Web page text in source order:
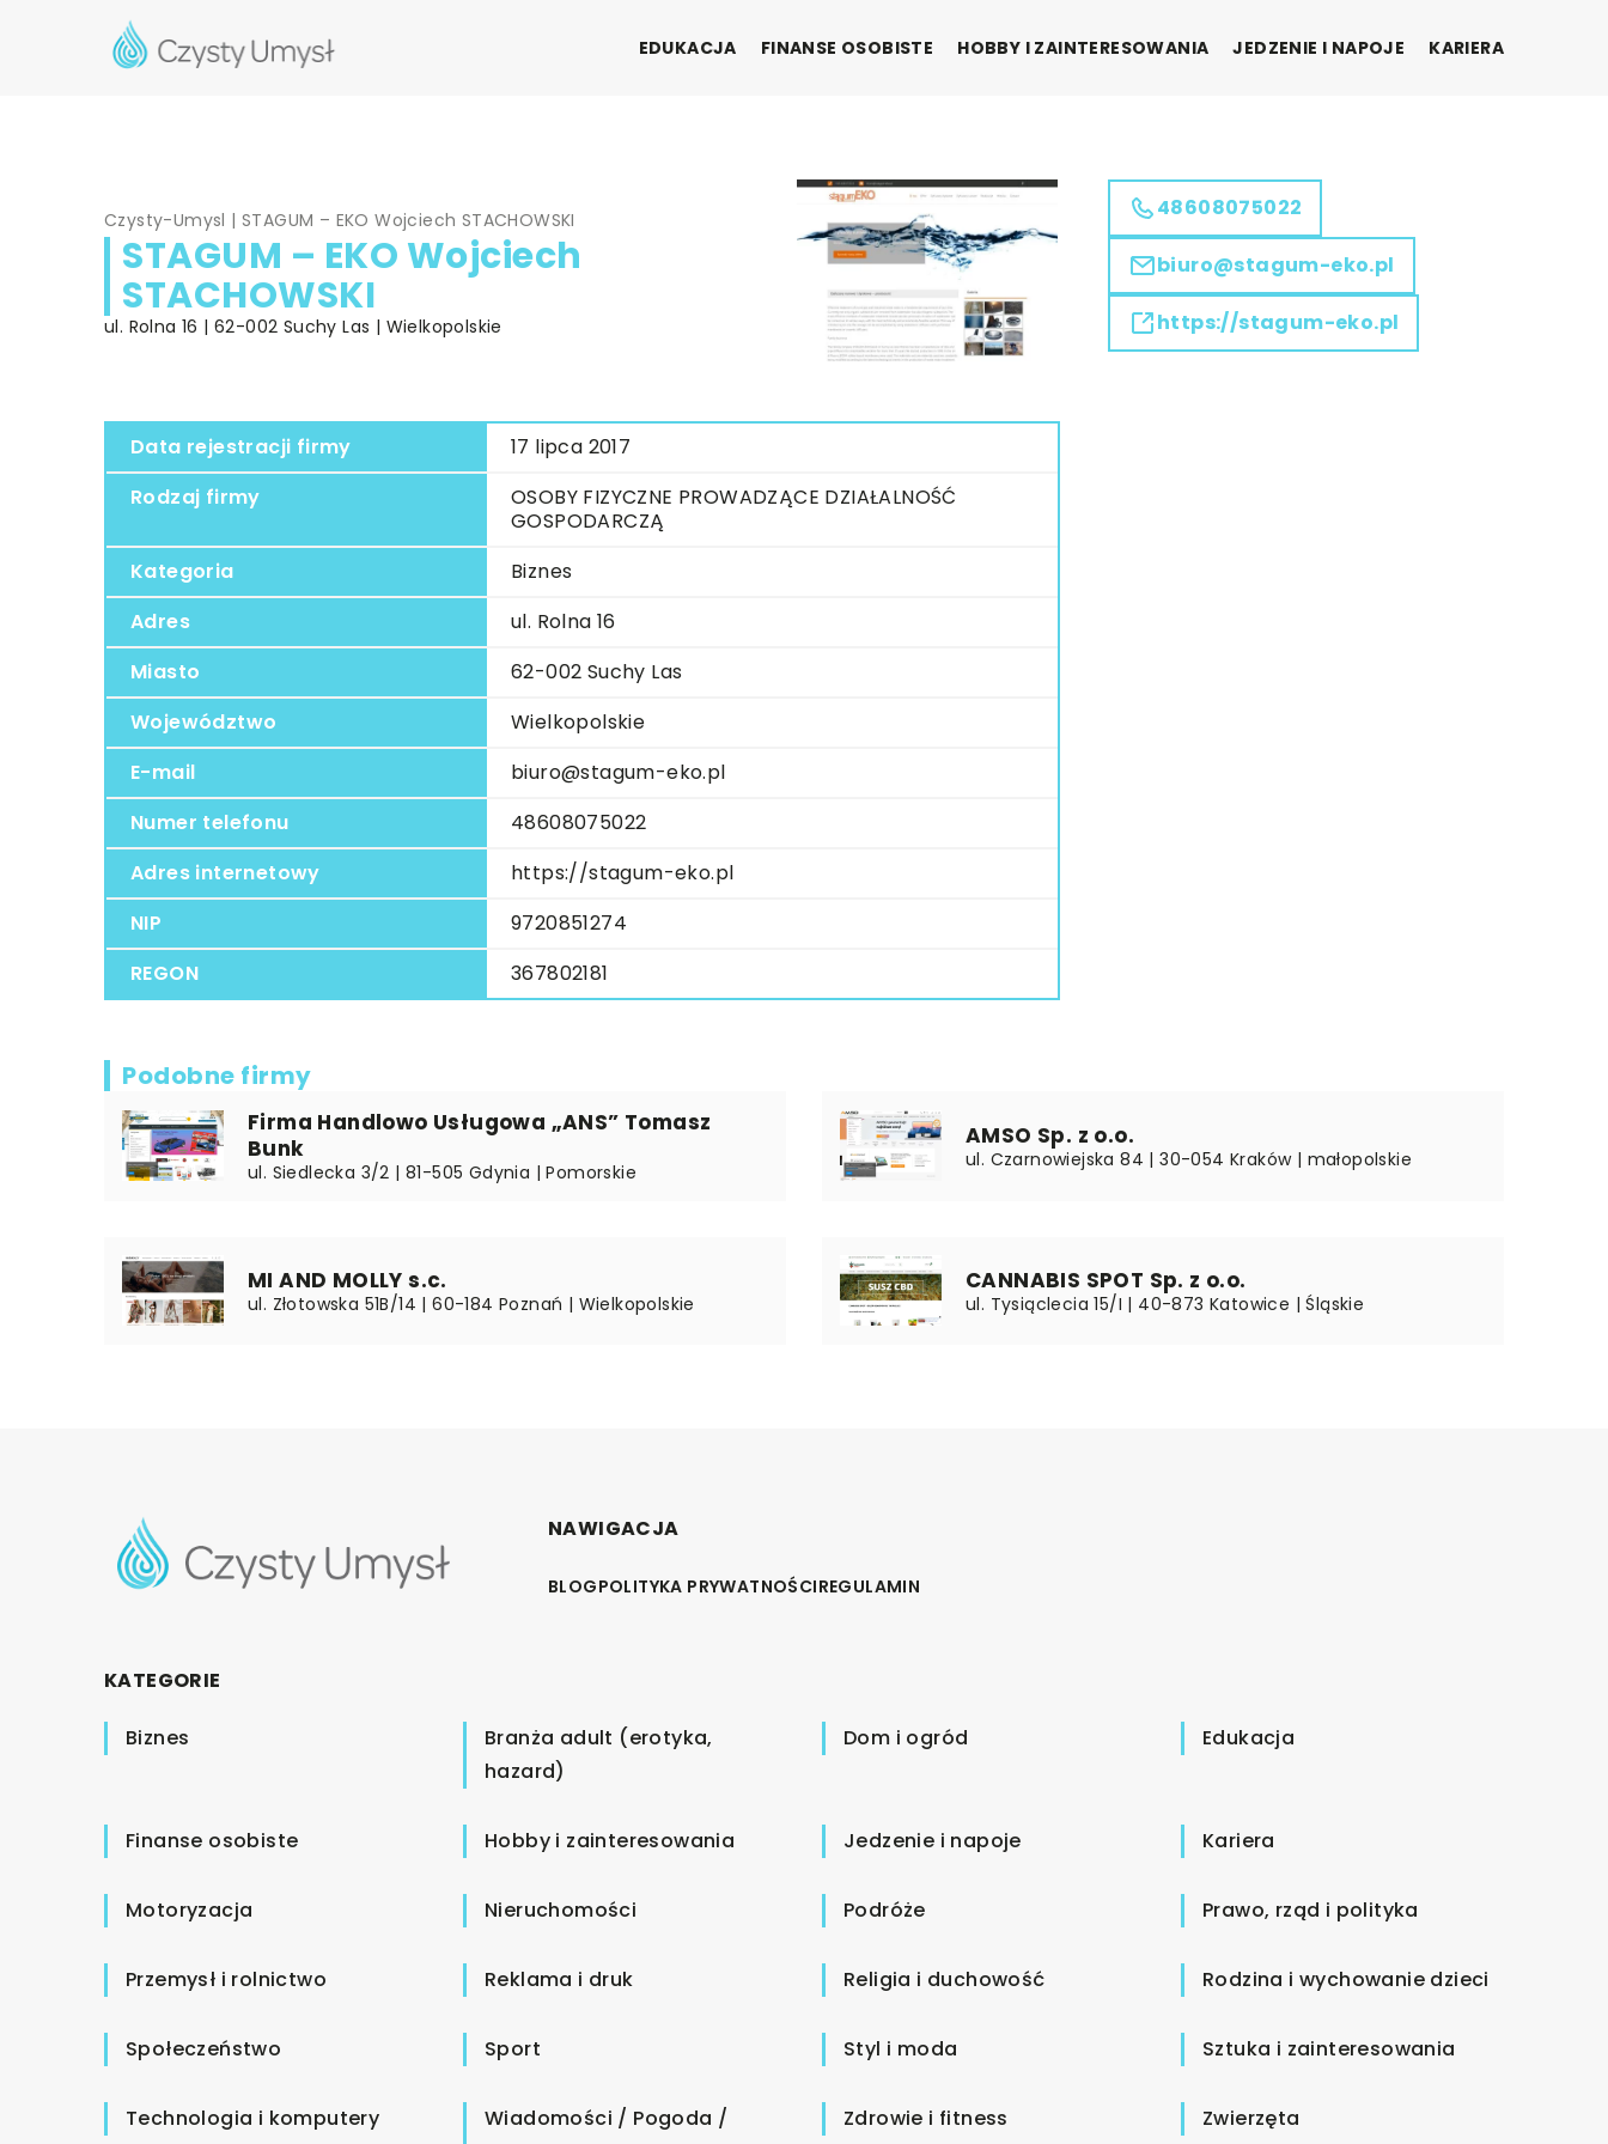
EDUKACJA FINANSE OSOBISTE HOBBY I ZAINTERESOWANIA JEDZENIE I NAPOJE KARIERA
Czysty-Umysl |STAGUM – EKO Wojciech STACHOWSKI
STAGUM – EKO Wojciech
STACHOWSKI
ul. Rolna 16 | 62-002 Suchy Las | Wielkopolskie
Data rejestracji firmy
17 lipca 2017
Rodzaj firmy
OSOBY FIZYCZNE PROWADZĄCE DZIAŁALNOŚĆ
GOSPODARCZĄ
Kategoria
Biznes
Adres
ul. Rolna 16
Miasto
62-002 Suchy Las
Województwo
Wielkopolskie
E-mail
biuro@stagum-eko.pl
Numer telefonu
48608075022
Adres internetowy
https://stagum-eko.pl
NIP
9720851274
REGON
367802181
48608075022
biuro@stagum-eko.pl
https://stagum-eko.pl
Podobne firmy
Firma Handlowo Usługowa „ANS” Tomasz
Bunk
ul. Siedlecka 3/2 | 81-505 Gdynia | Pomorskie
AMSO Sp. z o.o.
ul. Czarnowiejska 84 | 30-054 Kraków | małopolskie
MI AND MOLLY s.c.
ul. Złotowska 51B/14 | 60-184 Poznań | Wielkopolskie
CANNABIS SPOT Sp. z o.o.
ul. Tysiąclecia 15/I | 40-873 Katowice | Śląskie
NAWIGACJA
BLOGPOLITYKA PRYWATNOŚCIREGULAMIN
KATEGORIE
Biznes
Branża adult (erotyka,
hazard)
Dom i ogród Edukacja
Finanse osobiste Hobby i zainteresowania Jedzenie i napoje Kariera
Motoryzacja Nieruchomości Podróże Prawo, rząd i polityka
Przemysł i rolnictwo Reklama i druk Religia i duchowość Rodzina i wychowanie dzieci
Społeczeństwo Sport Styl i moda Sztuka i zainteresowania
Technologia i komputery
Wiadomości / Pogoda /
Zdrowie i fitness Zwierzęta